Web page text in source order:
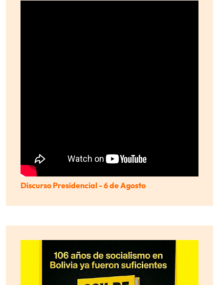
Discurso Presidencial - 6 de Agosto